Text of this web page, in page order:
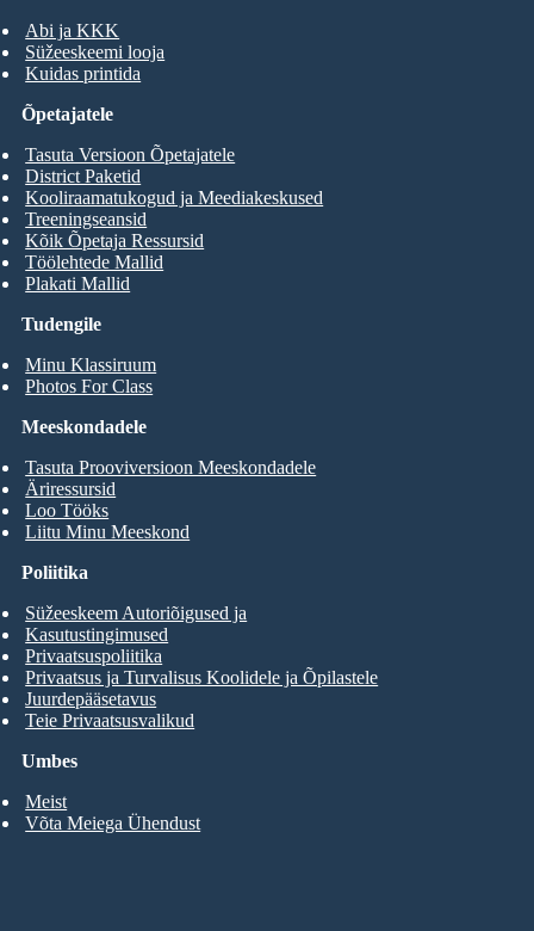
Abi ja KKK
Süžeeskeemi looja
Kuidas printida
Tudengile
Minu Klassiruum
Photos For Class
Õpetajatele
Tasuta Versioon Õpetajatele
District Paketid
Kooliraamatukogud ja Meediakeskused
Treeningseansid
Kõik Õpetaja Ressursid
Töölehtede Mallid
Plakati Mallid
Meeskondadele
Tasuta Prooviversioon Meeskondadele
Äriressursid
Loo Tööks
Liitu Minu Meeskond
Umbes
Meist
Võta Meiega Ühendust
Poliitika
Süžeeskeem Autoriõigused ja
Kasutustingimused
Privaatsuspoliitika
Privaatsus ja Turvalisus Koolidele ja Õpilastele
Juurdepääsetavus
Teie Privaatsusvalikud